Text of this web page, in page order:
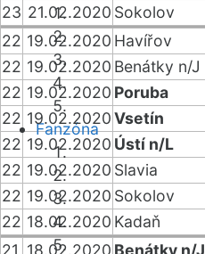
Fanzóna
23 21.02.2020 Sokolov
22 19.02.2020 Havířov
22 19.02.2020 Benátky n/J
22 19.02.2020 Poruba
22 19.02.2020Vsetín
22 19.02.2020 Ústí n/L
22 19.02.2020 Slavia
22 19.02.2020 Sokolov
22 18.02.2020 Kadaň
21 18.02.2020 Benátky n/J